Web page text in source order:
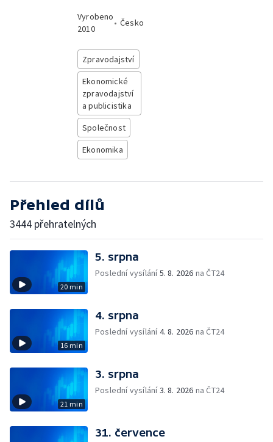
Vyrobeno
2010
• Česko
Zpravodajství
Ekonomické
zpravodajství
a publicistika
Společnost
Ekonomika
Přehled dílů
3444 přehratelných
20 min
5. srpna
Poslední vysílání5. 8. 2026 na ČT24
16 min
4. srpna
Poslední vysílání4. 8. 2026 na ČT24
21 min
3. srpna
Poslední vysílání3. 8. 2026 na ČT24
31. července